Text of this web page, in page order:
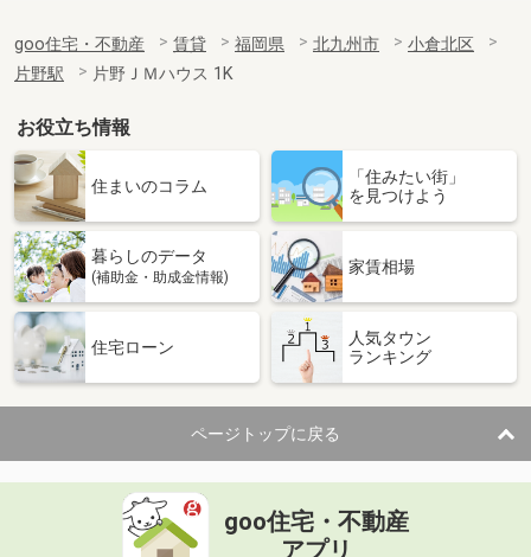
goo住宅・不動産 賃貸 福岡県 北九州市
小倉北区
片野駅
片野ＪＭハウス 1K
お役立ち情報
住まいのコラム
「住みたい街」
を見つけよう
暮らしのデータ
(補助金・助成金情報)
家賃相場
住宅ローン
人気タウン
ランキング
ページトップに戻る
goo住宅・不動産
アプリ